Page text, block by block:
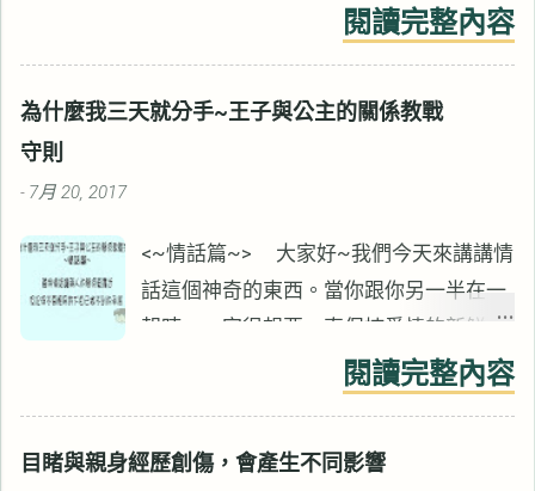
話。 看起來像是雞湯語錄，卻是心理治療
重要的治療元素。 這十幾年來的諮商生
講的是疼痛控制，但所有心理治療都適
苦的事情會結束 相信痛苦的事件會結束，
果你認為它永遠不會結束，事情就會變得
難以忍受。 如果我們認為悲慘的狀況永遠
不會結束，我們將永遠無法從傷害中復
閱讀完整內容
為什麼我三天就分手~王子與公主的關係教戰
守則
- 7月 20, 2017
<~情話篇~> 大家好~我們今天來講講情
話這個神奇的東西。當你跟你另一半在一
起時，一定很想要一直保持愛情的新鮮，
天天像熱戀(咦!?你說你不想………你的另一
半在你背後，他非常火!!)。很好~大家都
跟言語就一定跑不了了，上次我們介紹過
閱讀完整內容
目睹與親身經歷創傷，會產生不同影響